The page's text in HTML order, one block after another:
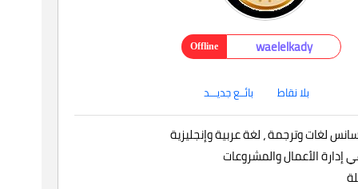
Offline waelelkady
بائــع جديـــد بلا نقاط
لغات وترجمة ، لغة عربية وإنجليزية
إدارة الأعمال والمشروعات